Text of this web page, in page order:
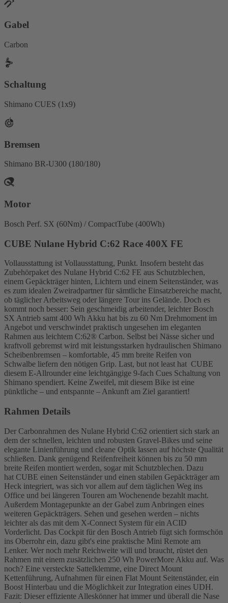
Gabel
Carbon
Schaltung
Shimano CUES (1x9)
Bremsen
Shimano BR-U300 (180/180)
Motor
Bosch Perf. SX (60Nm) / CompactTube (400Wh)
CUBE Nulane Hybrid C:62 Race 400X FE
Vollausstattung ist Vollausstattung, Punkt. Insofern besteht das
Zubehörpaket des Nulane Hybrid C:62 FE aus Schutzblechen,
einem Gepäckträger hinten, Lichtern und einem Seitenständer, was
es zum idealen Zweiradpartner für sämtliche Einsatzbereiche macht,
ob täglicher Arbeitsweg oder längere Tour ins Gelände. Doch es
kommt noch besser: Sein geschmeidig arbeitender, leichter Bosch
SX Antrieb samt 400 Wh Akku hat bis zu 60 Nm Drehmoment im
Angebot und verschwindet praktisch ungesehen im eleganten
Rahmen aus leichtem C:62® Carbon. Selbst bei Nässe sicher und
kraftvoll gebremst wird mit leistungsstarken hydraulischen Shimano
Scheibenbremsen – komfortable, 45 mm breite Reifen von
Schwalbe liefern den nötigen Grip. Last, but not least hat CUBE
diesem E-Allrounder eine leichtgängige 9-fach Cues Schaltung von
Shimano spendiert. Keine Zweifel, mit diesem Bike ist eine
pünktliche – und entspannte – Ankunft am Ziel garantiert!
Rahmen Details
Der Carbonrahmen des Nulane Hybrid C:62 orientiert sich stark an
dem der schnellen, leichten und robusten Gravel-Bikes und seine
elegante Linienführung und cleane Optik lassen auf höchste Qualität
schließen. Dank genügend Reifenfreiheit können bis zu 50 mm
breite Reifen montiert werden, sogar mit Schutzblechen. Dazu
hat CUBE einen Seitenständer und einen stabilen Gepäckträger am
Heck integriert, was sich vor allem auf dem täglichen Weg ins
Office und bei längeren Touren am Wochenende bezahlt macht.
Außerdem Montagepunkte an der Gabel zum Anbringen eines
weiteren Gepäckträgers. Sehen und gesehen werden – nichts
leichter als das mit dem X-Connect System für ein ACID
Vorderlicht. Das Cockpit für den Bosch Antrieb fügt sich formschön
ins Oberrohr ein, dazu gibt's eine praktische Mini Remote am
Lenker. Wer noch mehr Reichweite will und braucht, rüstet den
Rahmen mit einem zusätzlichen 250 Wh PowerMore Akku auf. Was
noch? Eine versteckte Sattelklemme, eine Direct Mount
Kettenführung, Aufnahmen für einen Flat Mount Seitenständer, ein
Boost Hinterbau und die Möglichkeit zur Integration eines UDH.
Fazit: Dieser effiziente Alleskönner hat immer und überall die Nase